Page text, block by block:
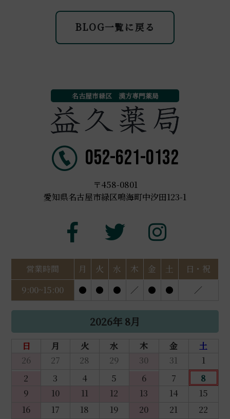
BLOG一覧に戻る
名古屋市緑区 漢方専門薬局
052-621-0132
〒458-0801
愛知県名古屋市緑区鳴海町中汐田123-1
営業時間 月 火 水 木 金 土
日・祝
9:00~15:00
● ● ● ／ ● ● ／
2026年 8月
日 月 火 水 木 金
土
26
27 28 29 30 31
1
2
3 4 5 6 7
8
9
10 11 12 13 14
15
16
17 18 19 20 21
22